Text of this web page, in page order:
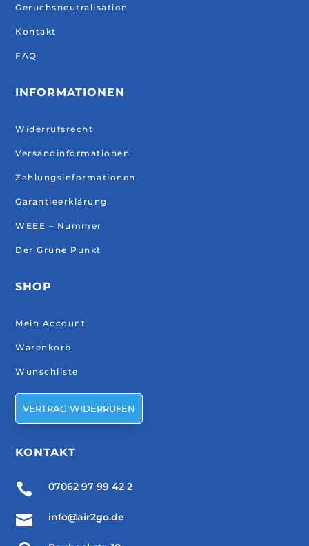
Geruchsneutralisation
Kontakt
FAQ
INFORMATIONEN
Widerrufsrecht
Versandinformationen
Zahlungsinformationen
Garantieerklärung
WEEE – Nummer
Der Grüne Punkt
SHOP
Mein Account
Warenkorb
Wunschliste
VERTRAG WIDERRUFEN
KONTAKT
 07062 97 99 42 2
 info@air2go.de